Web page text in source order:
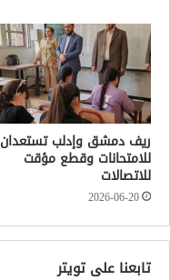
ريف دمشق وإدلب تستعدان
للامتحانات وقطع مؤقت
للاتصالات
2026-06-20
تابعنا على تويتر